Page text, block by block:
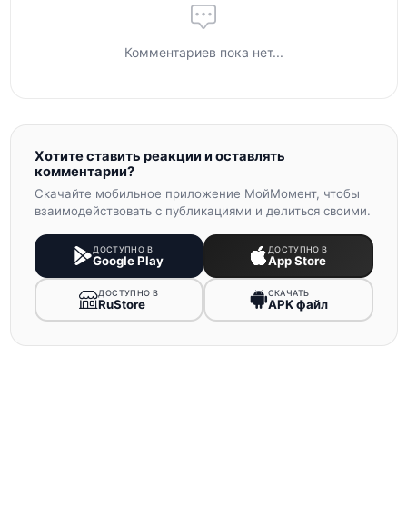
Комментариев пока нет...
Хотите ставить реакции и оставлять
комментарии?
Скачайте мобильное приложение МойМомент, чтобы
взаимодействовать с публикациями и делиться своими.
ДОСТУПНО В
Google Play
ДОСТУПНО В
App Store
ДОСТУПНО В
RuStore
СКАЧАТЬ
APK файл